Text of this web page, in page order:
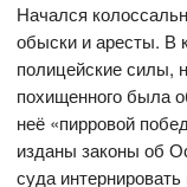
Начался
обыски и аресты. В
полицейские силы,
похищенного была
неё «пирровой
изданы законы об
суда